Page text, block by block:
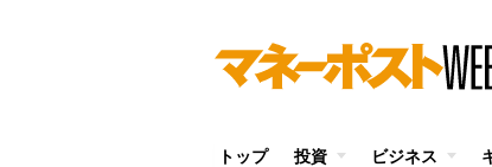
トップ 投資 ビジネス